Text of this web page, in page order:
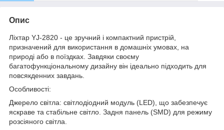
Опис
Ліхтар YJ-2820 - це зручний і компактний пристрій,
призначений для використання в домашніх умовах, на
природі або в поїздках. Завдяки своєму
багатофункціональному дизайну він ідеально підходить для
повсякденних завдань.
Особливості:
Джерело світла: світлодіодний модуль (LED), що забезпечує
яскраве та стабільне світло. Задня панель (SMD) для режиму
розсіяного світла.